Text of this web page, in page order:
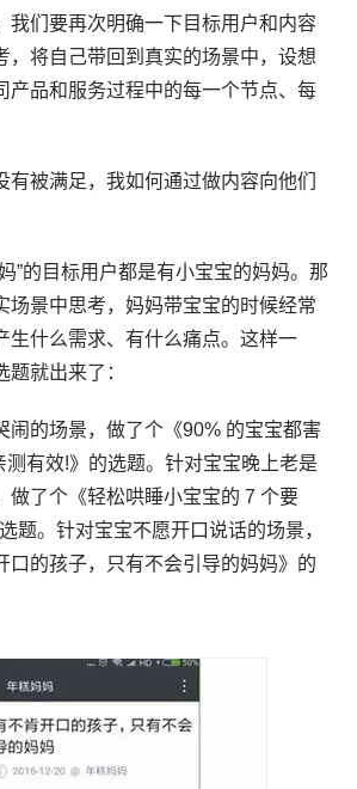
我们要再次明确一下目标用户和内容
，将自己带回到真实的场景中，设想
产品和服务过程中的每一个节点、每
有被满足，我如何通过做内容向他们
”的目标用户都是有小宝宝的妈妈。那
场景中思考，妈妈带宝宝的时候经常
生什么需求、有什么痛点。这样一
就出来了：
闹的场景，做了个《90% 的宝宝都害
测有效!》的选题。针对宝宝晚上老是
做了个《轻松哄睡小宝宝的 7 个要
题。针对宝宝不愿开口说话的场景，
口的孩子，只有不会引导的妈妈》的